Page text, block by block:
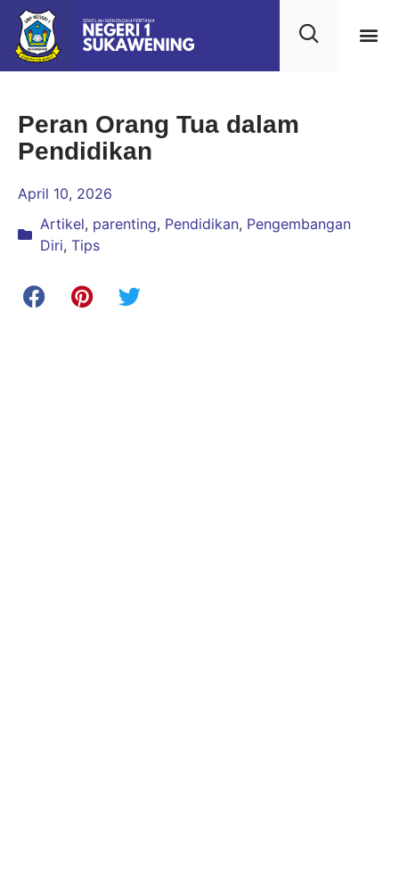
Peran Orang Tua dalam
Pendidikan
April 10, 2026
Artikel, parenting, Pendidikan, Pengembangan
Diri, Tips